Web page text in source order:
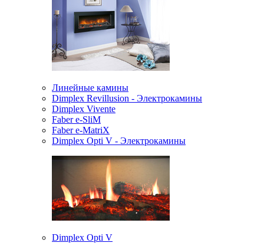
Линейные камины
Dimplex Revillusion - Электрокамины
Dimplex Vivente
Faber e-SliM
Faber e-MatriX
Dimplex Opti V - Электрокамины
Dimplex Opti V